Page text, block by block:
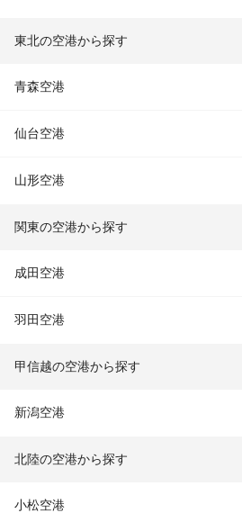
東北の空港から探す
青森空港
仙台空港
山形空港
関東の空港から探す
成田空港
羽田空港
甲信越の空港から探す
新潟空港
北陸の空港から探す
小松空港